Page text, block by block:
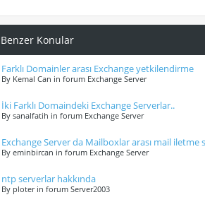
Benzer Konular
Farklı Domainler arası Exchange yetkilendirme
By Kemal Can in forum Exchange Server
İki Farklı Domaindeki Exchange Serverlar..
By sanalfatih in forum Exchange Server
Exchange Server da Mailboxlar arası mail iletme
By eminbircan in forum Exchange Server
ntp serverlar hakkında
By ploter in forum Server2003